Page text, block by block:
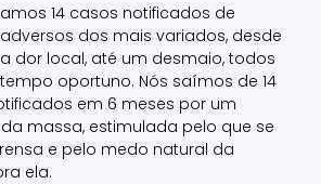
14 casos notificados de
dos mais variados, desde
dor local, até um desmaio, todos
oportuno. Nós saímos de 14
em 6 meses por um
massa, estimulada pelo que se
e pelo medo natural da
ela.